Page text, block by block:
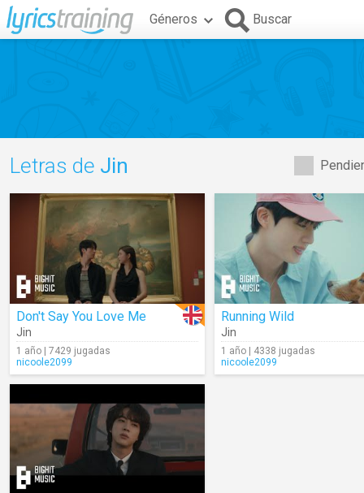
Géneros Buscar
Letras de Jin
Don't Say You Love Me
Jin
1 año | 7429 jugadas
nicoole2099
Running Wild
Jin
1 año | 4338 jugadas
nicoole2099